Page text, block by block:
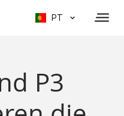
PT
P3